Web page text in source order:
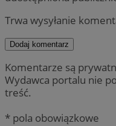
Trwa wysyłanie
Dodaj komentarz
Komentarze są
Wydawca portalu nie
treść.
* pola obowiązkowe